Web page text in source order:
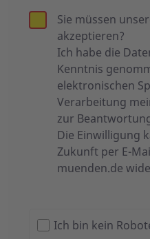
Sie müssen
akzeptieren?
Ich habe die
Kenntnis
elektronischen
Verarbeitung
zur
Die Einwilligung
Zukunft per E-
muenden.de
Ich bin kein